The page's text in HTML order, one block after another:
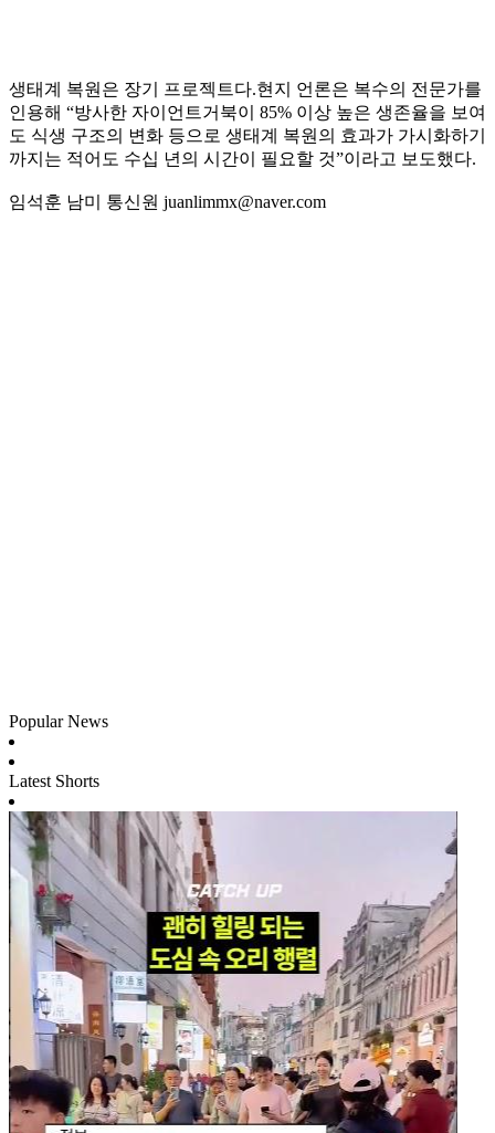
생태계 복원은 장기 프로젝트다.현지 언론은 복수의 전문가를
인용해 “방사한 자이언트거북이 85% 이상 높은 생존율을 보여
도 식생 구조의 변화 등으로 생태계 복원의 효과가 가시화하기
까지는 적어도 수십 년의 시간이 필요할 것”이라고 보도했다.
임석훈 남미 통신원 juanlimmx@naver.com
Popular News
Latest Shorts